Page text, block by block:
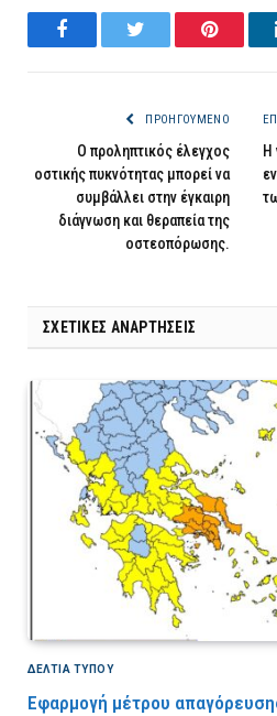
FacebookTwitter Pinterest
ΠΡΟΗΓΟΎΜΕΝΟ
Ο προληπτικός έλεγχος
οστικής πυκνότητας μπορεί να
συμβάλλει στην έγκαιρη
διάγνωση και θεραπεία της
οστεοπόρωσης.
Η
ΣΧΕΤΙΚΈΣ ΑΝΑΡΤΉΣΕΙΣ
ΔΕΛΤΙΑ ΤΥΠΟΥ
Εφαρμογή μέτρου